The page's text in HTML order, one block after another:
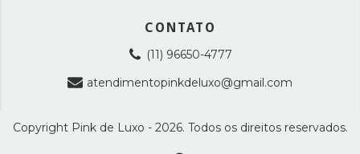
CONTATO
(11) 96650-4777
atendimentopinkdeluxo@gmail.com
Copyright Pink de Luxo - 2026. Todos os direitos reservados.